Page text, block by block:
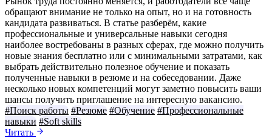
обращают внимание не только на опыт, но и на готовность
кандидата развиваться. В статье разберём, какие
профессиональные и универсальные навыки сегодня
наиболее востребованы в разных сферах, где можно получить
новые знания бесплатно или с минимальными затратами, как
выбрать действительно полезное обучение и показать
полученные навыки в резюме и на собеседовании. Даже
несколько новых компетенций могут заметно повысить ваши
шансы получить приглашение на интересную вакансию.
#Поиск работы #Резюме #Обучение #Профессиональные
навыки #Soft skills
Читать